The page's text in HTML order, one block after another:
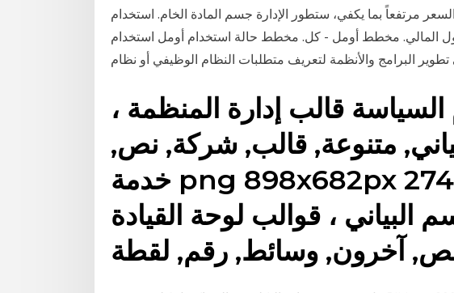
مرتفعاً بما يكفي، ستطور الإدارة جسم المادة الخام. استخدام
المالي. مخطط أومل - كل. مخطط حالة استخدام أومل استخدام
البرامج والأنظمة لتعريف متطلبات النظام الوظيفي أو نظام
قالب إدارة المنظمة ،
متنوعة, قالب, شركة, نص,
خدمة png 898x682px 274.46KB لقطة
، قوالب لوحة القيادة
نص, آخرون, وسائط, رقم, لقطة